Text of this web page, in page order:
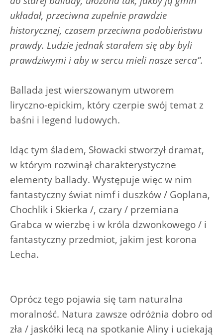
układał, przeciwna zupełnie prawdzie
historycznej, czasem przeciwna podobieństwu
prawdy. Ludzie jednak starałem się aby byli
prawdziwymi i aby w sercu mieli nasze serca”.
Ballada jest wierszowanym utworem
liryczno-epickim, który czerpie swój temat z
baśni i legend ludowych.
Idąc tym śladem, Słowacki stworzył dramat,
w którym rozwinął charakterystyczne
elementy ballady. Występuje więc w nim
fantastyczny świat nimf i duszków / Goplana,
Chochlik i Skierka /, czary / przemiana
Grabca w wierzbę i w króla dzwonkowego / i
fantastyczny przedmiot, jakim jest korona
Lecha.
Oprócz tego pojawia się tam naturalna
moralność. Natura zawsze odróżnia dobro od
zła / jaskółki lecą na spotkanie Aliny i uciekają